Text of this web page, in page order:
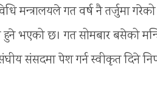
मन्त्रालयले गत वर्ष नै तर्जुमा
भएको छ। गत सोमबार बसेको
संसदमा पेश गर्न स्वीकृत दिने